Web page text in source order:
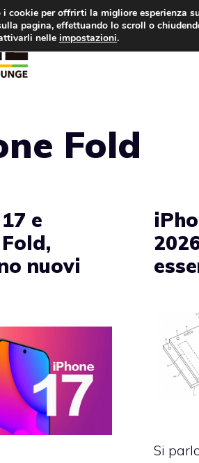
Fold
e
nuovi
Si
cookie per offrirti la migliore esperienza
pagina, effettuando lo scroll o
nelle impostazioni.